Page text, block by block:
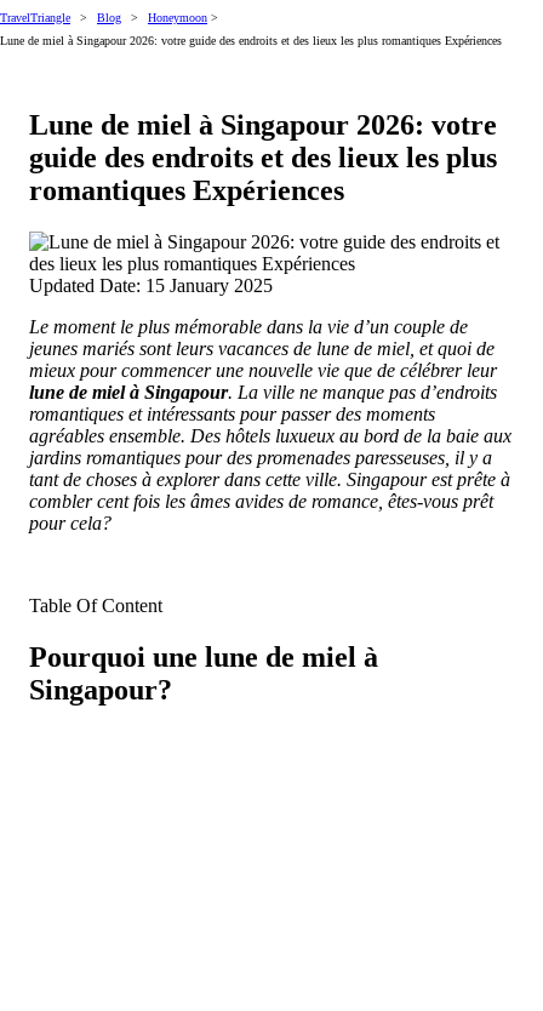
TravelTriangle > Blog > Honeymoon >
Lune de miel à Singapour 2026: votre guide des endroits et des lieux les plus romantiques Expériences
Lune de miel à Singapour 2026: votre
guide des endroits et des lieux les plus
romantiques Expériences
Updated Date: 15 January 2025
Le moment le plus mémorable dans la vie d’un couple de
jeunes mariés sont leurs vacances de lune de miel, et quoi de
mieux pour commencer une nouvelle vie que de célébrer leur
lune de miel à Singapour. La ville ne manque pas d’endroits
romantiques et intéressants pour passer des moments
agréables ensemble. Des hôtels luxueux au bord de la baie aux
jardins romantiques pour des promenades paresseuses, il y a
tant de choses à explorer dans cette ville. Singapour est prête à
combler cent fois les âmes avides de romance, êtes-vous prêt
pour cela?
Table Of Content
Pourquoi une lune de miel à
Singapour?